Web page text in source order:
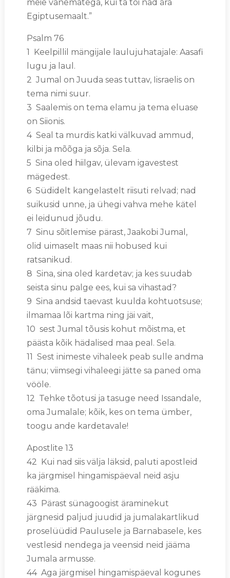
meie vanematega, kui ta tõi nad ära
Egiptusemaalt.”
Psalm 76
1 Keelpillil mängijale laulujuhatajale: Aasafi
lugu ja laul.
2 Jumal on Juuda seas tuttav, Iisraelis on
tema nimi suur.
3 Saalemis on tema elamu ja tema eluase
on Siionis.
4 Seal ta murdis katki välkuvad ammud,
kilbi ja mõõga ja sõja. Sela.
5 Sina oled hiilgav, ülevam igavestest
mägedest.
6 Südidelt kangelastelt riisuti relvad; nad
suikusid unne, ja ühegi vahva mehe kätel
ei leidunud jõudu.
7 Sinu sõitlemise pärast, Jaakobi Jumal,
olid uimaselt maas nii hobused kui
ratsanikud.
8 Sina, sina oled kardetav; ja kes suudab
seista sinu palge ees, kui sa vihastad?
9 Sina andsid taevast kuulda kohtuotsuse;
ilmamaa lõi kartma ning jäi vait,
10 sest Jumal tõusis kohut mõistma, et
päästa kõik hädalised maa peal. Sela.
11 Sest inimeste vihaleek peab sulle andma
tänu; viimsegi vihaleegi jätte sa paned oma
vööle.
12 Tehke tõotusi ja tasuge need Issandale,
oma Jumalale; kõik, kes on tema ümber,
toogu ande kardetavale!
Apostlite 13
42 Kui nad siis välja läksid, paluti apostleid
ka järgmisel hingamispäeval neid asju
rääkima.
43 Pärast sünagoogist äraminekut
järgnesid paljud juudid ja jumalakartlikud
proselüüdid Paulusele ja Barnabasele, kes
vestlesid nendega ja veensid neid jääma
Jumala armusse.
44 Aga järgmisel hingamispäeval kogunes